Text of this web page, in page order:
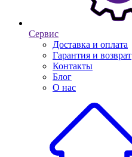
Сервис
Доставка и оплата
Гарантия и возврат
Контакты
Блог
О нас